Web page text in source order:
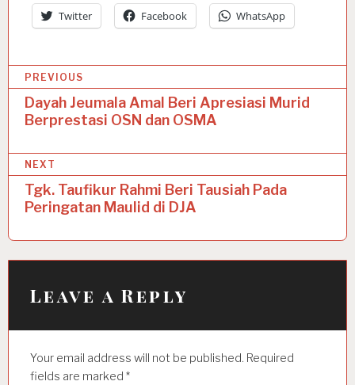
Twitter Facebook WhatsApp
o
t
n
v
i
t
PREVIOUS
Dayah Jeumala Amal Beri Apresiasi Murid
Berprestasi OSN dan OSMA
NEXT
Tgk. Taufikur Rahmi Beri Tausiah Pada
Peringatan Maulid di DJA
Leave a Reply
Your email address will not be published. Required
fields are marked *